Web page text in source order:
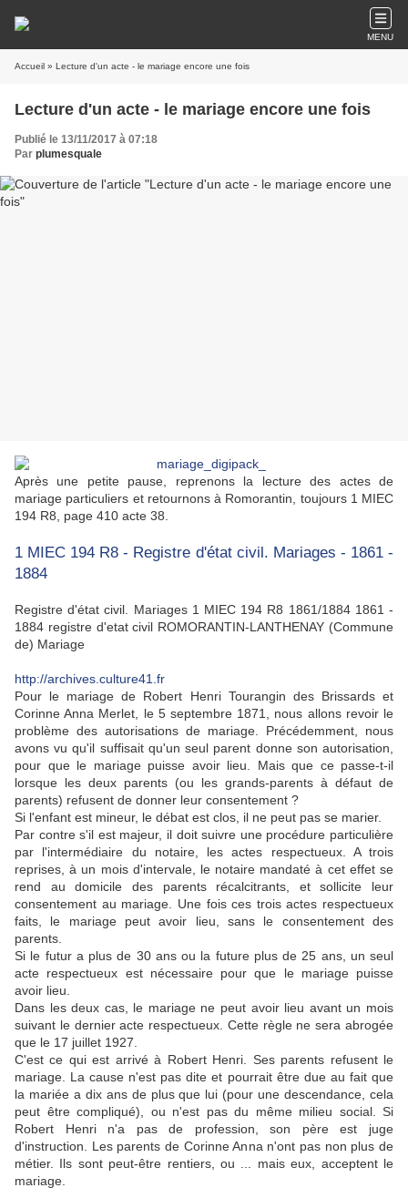
MENU
Accueil » Lecture d'un acte - le mariage encore une fois
Lecture d'un acte - le mariage encore une fois
Publié le 13/11/2017 à 07:18
Par plumesquale
Après une petite pause, reprenons la lecture des actes de
mariage particuliers et retournons à Romorantin, toujours 1 MIEC
194 R8, page 410 acte 38.
1 MIEC 194 R8 - Registre d'état civil. Mariages - 1861 -
1884
Registre d'état civil. Mariages 1 MIEC 194 R8 1861/1884 1861 -
1884 registre d'etat civil ROMORANTIN-LANTHENAY (Commune
de) Mariage
http://archives.culture41.fr
Pour le mariage de Robert Henri Tourangin des Brissards et
Corinne Anna Merlet, le 5 septembre 1871, nous allons revoir le
problème des autorisations de mariage. Précédemment, nous
avons vu qu'il suffisait qu'un seul parent donne son autorisation,
pour que le mariage puisse avoir lieu. Mais que ce passe-t-il
lorsque les deux parents (ou les grands-parents à défaut de
parents) refusent de donner leur consentement ?
Si l'enfant est mineur, le débat est clos, il ne peut pas se marier.
Par contre s'il est majeur, il doit suivre une procédure particulière
par l'intermédiaire du notaire, les actes respectueux. A trois
reprises, à un mois d'intervale, le notaire mandaté à cet effet se
rend au domicile des parents récalcitrants, et sollicite leur
consentement au mariage. Une fois ces trois actes respectueux
faits, le mariage peut avoir lieu, sans le consentement des
parents.
Si le futur a plus de 30 ans ou la future plus de 25 ans, un seul
acte respectueux est nécessaire pour que le mariage puisse
avoir lieu.
Dans les deux cas, le mariage ne peut avoir lieu avant un mois
suivant le dernier acte respectueux. Cette règle ne sera abrogée
que le 17 juillet 1927.
C'est ce qui est arrivé à Robert Henri. Ses parents refusent le
mariage. La cause n'est pas dite et pourrait être due au fait que
la mariée a dix ans de plus que lui (pour une descendance, cela
peut être compliqué), ou n'est pas du même milieu social. Si
Robert Henri n'a pas de profession, son père est juge
d'instruction. Les parents de Corinne Anna n'ont pas non plus de
métier. Ils sont peut-être rentiers, ou ... mais eux, acceptent le
mariage.